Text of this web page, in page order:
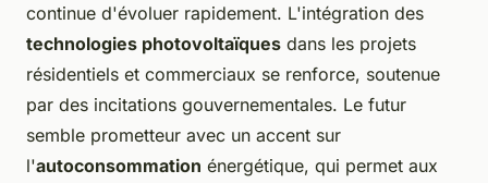
continue d'évoluer rapidement. L'intégration des
technologies photovoltaïques dans les projets
résidentiels et commerciaux se renforce, soutenue
par des incitations gouvernementales. Le futur
semble prometteur avec un accent sur
l'autoconsommation énergétique, qui permet aux